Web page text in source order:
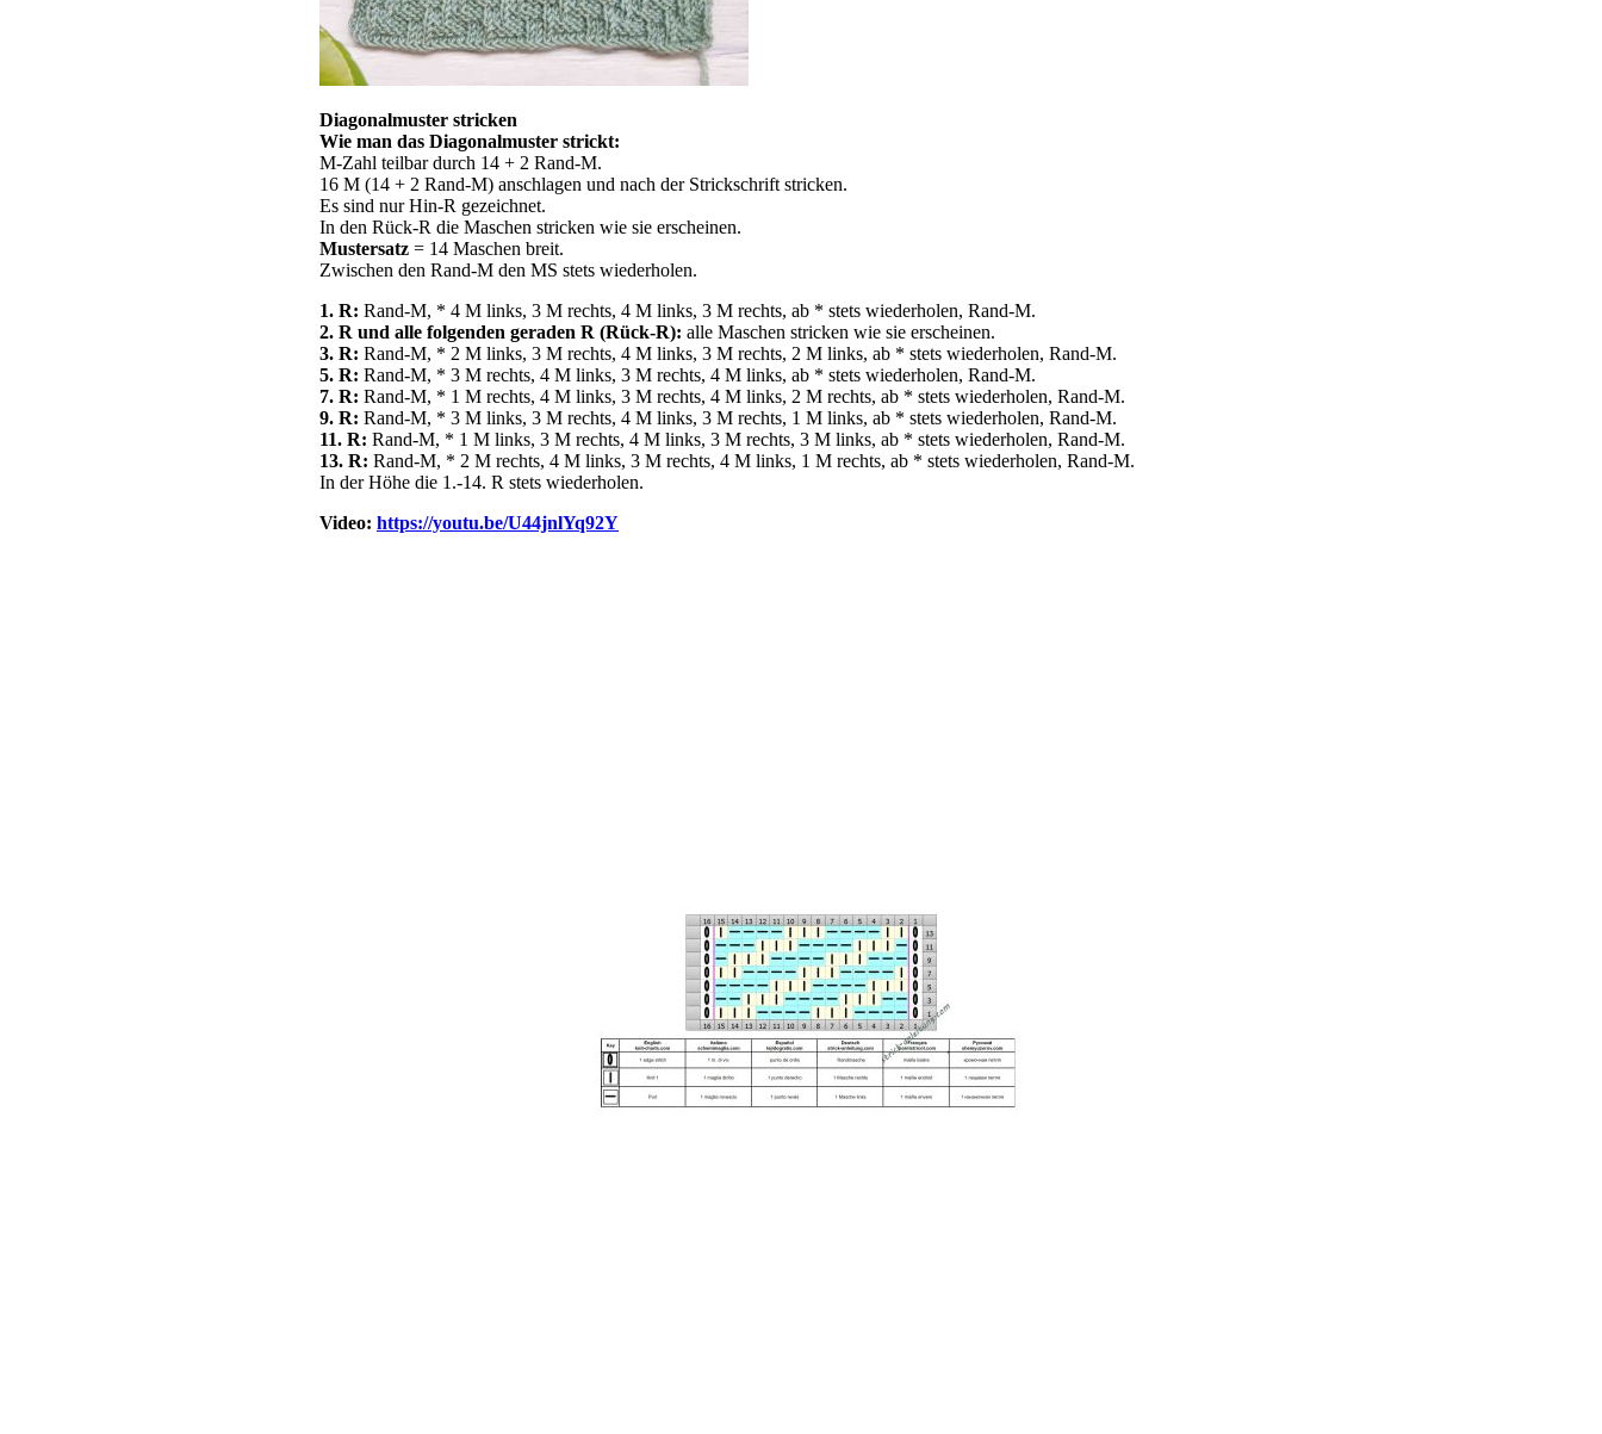
Diagonalmuster stricken
Wie man das Diagonalmuster strickt:
M-Zahl teilbar durch 14 + 2 Rand-M.
16 M (14 + 2 Rand-M) anschlagen und nach der Strickschrift stricken.
Es sind nur Hin-R gezeichnet.
In den Rück-R die Maschen stricken wie sie erscheinen.
Mustersatz = 14 Maschen breit.
Zwischen den Rand-M den MS stets wiederholen.
1. R: Rand-M, * 4 M links, 3 M rechts, 4 M links, 3 M rechts, ab * stets wiederholen, Rand-M.
2. R und alle folgenden geraden R (Rück-R): alle Maschen stricken wie sie erscheinen.
3. R: Rand-M, * 2 M links, 3 M rechts, 4 M links, 3 M rechts, 2 M links, ab * stets wiederholen, Rand-M.
5. R: Rand-M, * 3 M rechts, 4 M links, 3 M rechts, 4 M links, ab * stets wiederholen, Rand-M.
7. R: Rand-M, * 1 M rechts, 4 M links, 3 M rechts, 4 M links, 2 M rechts, ab * stets wiederholen, Rand-M.
9. R: Rand-M, * 3 M links, 3 M rechts, 4 M links, 3 M rechts, 1 M links, ab * stets wiederholen, Rand-M.
11. R: Rand-M, * 1 M links, 3 M rechts, 4 M links, 3 M rechts, 3 M links, ab * stets wiederholen, Rand-M.
13. R: Rand-M, * 2 M rechts, 4 M links, 3 M rechts, 4 M links, 1 M rechts, ab * stets wiederholen, Rand-M.
In der Höhe die 1.-14. R stets wiederholen.
Video: https://youtu.be/U44jnlYq92Y